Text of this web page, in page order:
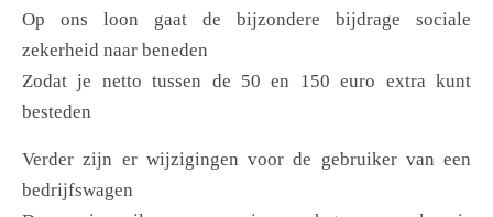
Op ons loon gaat de bijzondere bijdrage sociale
zekerheid naar beneden
Zodat je netto tussen de 50 en 150 euro extra kunt
besteden
Verder zijn er wijzigingen voor de gebruiker van een
bedrijfswagen